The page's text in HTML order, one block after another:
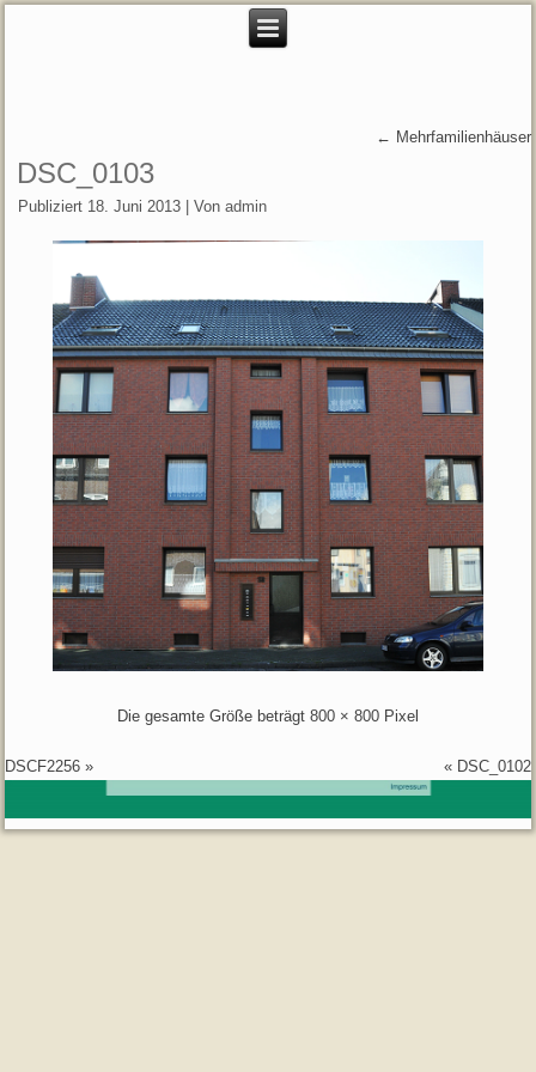
← Mehrfamilienhäuser
DSC_0103
Publiziert 18. Juni 2013 |Von admin
Die gesamte Größe beträgt 800 × 800 Pixel
DSCF2256 » « DSC_0102